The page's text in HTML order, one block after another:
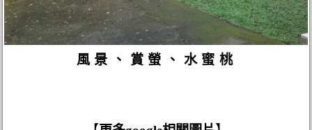
風景、賞螢、水蜜桃